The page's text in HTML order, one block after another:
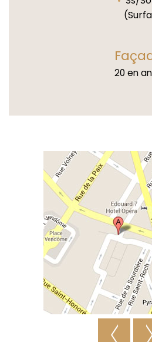
20 en